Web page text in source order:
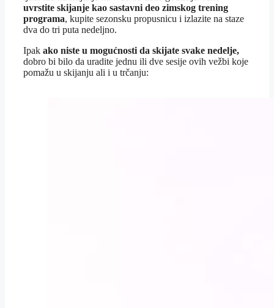
uvrstite skijanje kao sastavni deo zimskog trening
programa, kupite sezonsku propusnicu i izlazite na staze
dva do tri puta nedeljno.
Ipak ako niste u mogućnosti da skijate svake nedelje,
dobro bi bilo da uradite jednu ili dve sesije ovih vežbi koje
pomažu u skijanju ali i u trčanju: